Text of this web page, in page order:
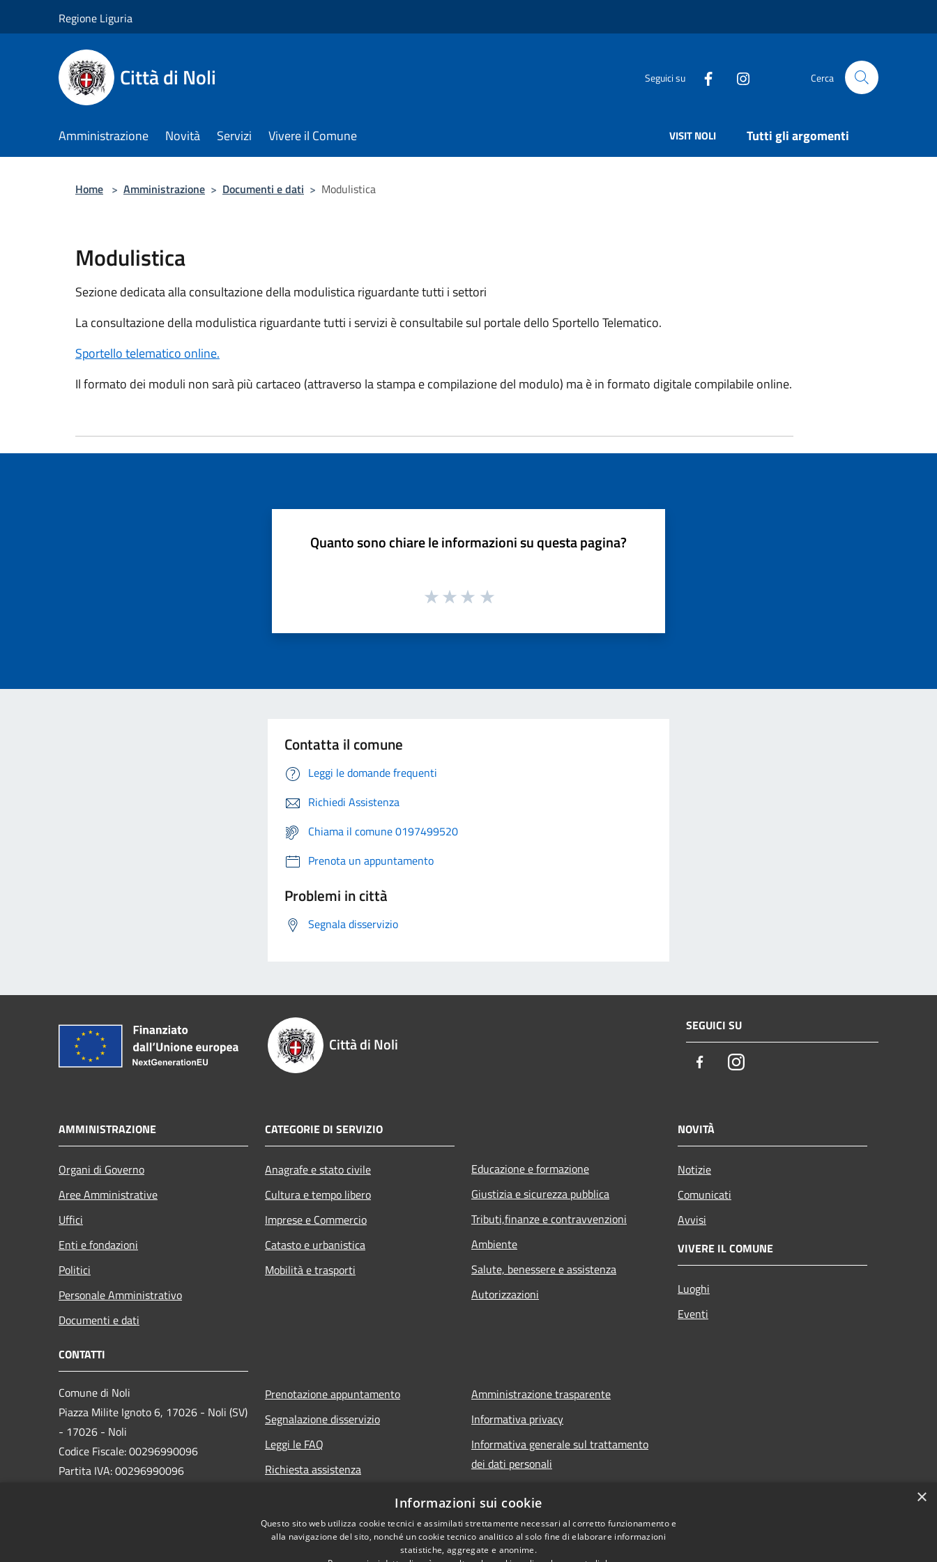
Regione Liguria
Città di Noli Seguici su Cerca
Amministrazione Novità Servizi Vivere il Comune VISIT NOLI Tutti gli argomenti
Home > Amministrazione > Documenti e dati > Modulistica
Modulistica
Sezione dedicata alla consultazione della modulistica riguardante tutti i settori
La consultazione della modulistica riguardante tutti i servizi è consultabile sul portale dello Sportello Telematico.
Sportello telematico online.
Il formato dei moduli non sarà più cartaceo (attraverso la stampa e compilazione del modulo) ma è in formato digitale compilabile online.
Quanto sono chiare le informazioni su questa pagina?
Contatta il comune
Leggi le domande frequenti
Richiedi Assistenza
Chiama il comune 0197499520
Prenota un appuntamento
Problemi in città
Segnala disservizio
Città di Noli
SEGUICI SU
FacebookInstagram
AMMINISTRAZIONE
Organi di Governo
Aree Amministrative
Uffici
Enti e fondazioni
Politici
Personale Amministrativo
Documenti e dati
CATEGORIE DI SERVIZIO
Anagrafe e stato civile
Cultura e tempo libero
Imprese e Commercio
Catasto e urbanistica
Mobilità e trasporti
Educazione e formazione
Giustizia e sicurezza pubblica
Tributi,finanze e contravvenzioni
Ambiente
Salute, benessere e assistenza
Autorizzazioni
NOVITÀ
Notizie
Comunicati
Avvisi
VIVERE IL COMUNE
Luoghi
Eventi
CONTATTI
Comune di Noli
Piazza Milite Ignoto 6, 17026 - Noli (SV)
- 17026 - Noli
Codice Fiscale: 00296990096
Partita IVA: 00296990096
Prenotazione appuntamento
Segnalazione disservizio
Leggi le FAQ
Richiesta assistenza
Amministrazione trasparente
Informativa privacy
Informativa generale sul trattamento
dei dati personali
×
Informazioni sui cookie
Questo sito web utilizza cookie tecnici e assimilati strettamente necessari al corretto funzionamento e
alla navigazione del sito, nonché un cookie tecnico analitico al solo fine di elaborare informazioni
statistiche, aggregate e anonime.